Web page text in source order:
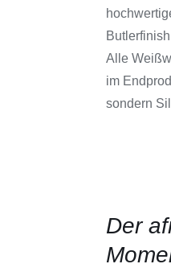
Alle
im
sondern
AUSFÜHRUNG
PRODUKT
Der